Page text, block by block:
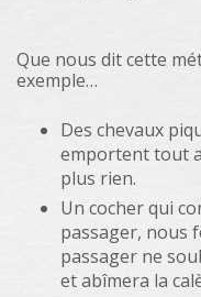
Que nous dit cette
exemple…
Des chevaux
emportent tout
plus rien.
Un cocher qui
passager, nous
passager ne
et abîmera la